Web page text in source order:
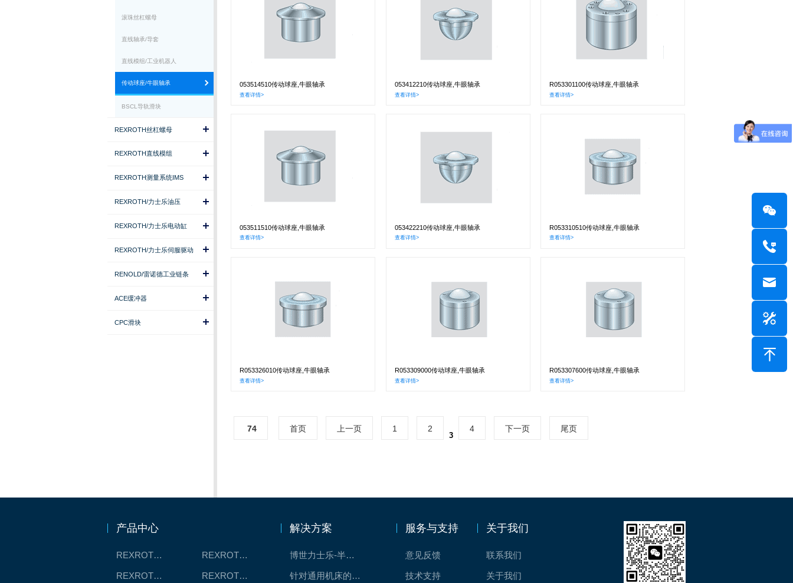
滚珠丝杠螺母
直线轴承/导套
直线模组/工业机器人
传动球座/牛眼轴承
BSCL导轨滑块
REXROTH丝杠螺母
REXROTH直线模组
REXROTH测量系统IMS
REXROTH/力士乐油压
REXROTH/力士乐电动缸
REXROTH/力士乐伺服驱动
RENOLD/雷诺德工业链条
ACE缓冲器
CPC滑块
053514510传动球座,牛眼轴承
查看详情>
053412210传动球座,牛眼轴承
查看详情>
R053301100传动球座,牛眼轴承
查看详情>
053511510传动球座,牛眼轴承
查看详情>
053422210传动球座,牛眼轴承
查看详情>
R053310510传动球座,牛眼轴承
查看详情>
R053326010传动球座,牛眼轴承
查看详情>
R053309000传动球座,牛眼轴承
查看详情>
R053307600传动球座,牛眼轴承
查看详情>
74 首页 上一页 1 2
3
4 下一页 尾页
产品中心
REXROTH工厂解决方案 REXROTH/力士乐线性产品
REXROTH丝杠螺母 REXROTH直线模组
解决方案
博世力士乐-半导体工业的自动控制解决方案
针对通用机床的CNC系统解决方案
服务与支持
意见反馈
技术支持
关于我们
联系我们
关于我们